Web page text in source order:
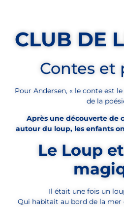
CLUB DE
Contes et
Pour Andersen, « le conte est
de la
Après une découverte de
autour du loup, les enfants
Le Loup
Il était une fois un
Qui habitait au bord de la mer